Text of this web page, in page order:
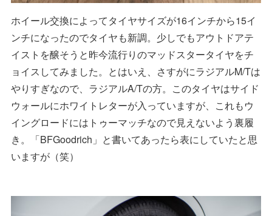
ホイール交換によってタイヤサイズが16インチから15イ
ンチになったのでタイヤも新調。少しでもアウトドアテ
イストを醸そうと昨今流行りのマッドスタータイヤをチ
ョイスしてみました。とはいえ、さすがにラジアルM/Tは
やりすぎなので、ラジアルA/Tの方。このタイヤはサイド
ウォールにホワイトレターが入っていますが、これもウ
イングロードにはトゥーマッチなので見えないよう裏履
き。「BFGoodrich」と書いてあったら表にしていたと思
いますが（笑）